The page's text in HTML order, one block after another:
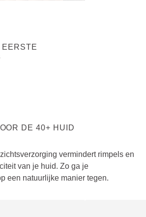
ABOUT CATEGORY:
DE 40+ HUID
vermindert rimpels en
van je huid. Zo ga je
een natuurlijke manier tegen.